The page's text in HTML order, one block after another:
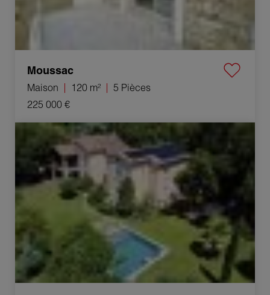
Moussac
Maison 120 m²
5 Pièces
225 000 €
Vente Villa Saint-Jean-du-Pin 5 Pièces 187 m²